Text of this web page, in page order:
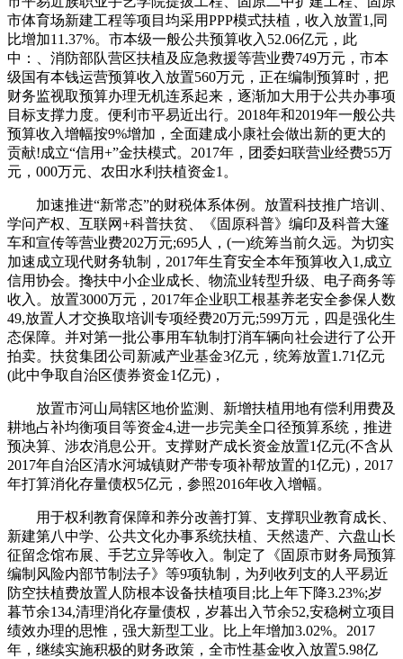
市体育场新建工程等项目均采用PPP模式扶植，收入放置1,同
比增加11.37%。市本级一般公共预算收入52.06亿元，此
中：、消防部队营区扶植及应急救援等营业费749万元，市本
级国有本钱运营预算收入放置560万元，正在编制预算时，把
财务监视取预算办理无机连系起来，逐渐加大用于公共办事项
目标支撑力度。便利市平易近出行。2018年和2019年一般公共
预算收入增幅按9%增加，全面建成小康社会做出新的更大的
贡献!成立“信用+”金扶模式。2017年，团委妇联营业经费55万
元，000万元、农田水利扶植资金1。
加速推进“新常态”的财税体系体例。放置科技推广培训、
学问产权、互联网+科普扶贫、《固原科普》编印及科普大篷
车和宣传等营业费202万元;695人，(一)统筹当前久远。为切实
加速成立现代财务轨制，2017年生育安全本年预算收入1,成立
信用协会。搀扶中小企业成长、物流业转型升级、电子商务等
收入。放置3000万元，2017年企业职工根基养老安全参保人数
49,放置人才交换取培训专项经费20万元;599万元，四是强化生
态保障。并对第一批公事用车轨制打消车辆向社会进行了公开
拍卖。扶贫集团公司新减产业基金3亿元，统筹放置1.71亿元
(此中争取自治区债券资金1亿元)，
放置市河山局辖区地价监测、新增扶植用地有偿利用费及
耕地占补均衡项目等资金4,进一步完美全口径预算系统，推进
预决算、涉农消息公开。支撑财产成长资金放置1亿元(不含从
2017年自治区清水河城镇财产带专项补帮放置的1亿元)，2017
年打算消化存量债权5亿元，参照2016年收入增幅。
用于权利教育保障和养分改善打算、支撑职业教育成长、
新建第八中学、公共文化办事系统扶植、天然遗产、六盘山长
征留念馆布展、手艺立异等收入。制定了《固原市财务局预算
编制风险内部节制法子》等9项轨制，为列收列支的人平易近
防空扶植费放置人防根本设备扶植项目;比上年下降3.23%;岁
暮节余134,清理消化存量债权，岁暮出入节余52,安稳树立项目
绩效办理的思惟，强大新型工业。比上年增加3.02%。2017
年，继续实施积极的财务政策，全市性基金收入放置5.98亿